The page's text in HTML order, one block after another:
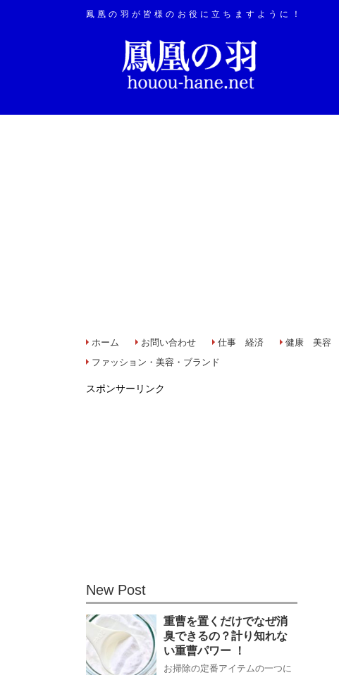
鳳凰の羽が皆様のお役に立ちますように！
ホーム お問い合わせ 仕事 経済 健康 美容
ファッション・美容・ブランド
スポンサーリンク
New Post
重曹を置くだけでなぜ消
臭できるの？計り知れな
い重曹パワー ！
お掃除の定番アイテムの一つに